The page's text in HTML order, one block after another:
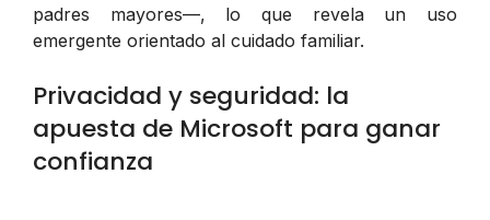
padres mayores—, lo que revela un uso
emergente orientado al cuidado familiar.
Privacidad y seguridad: la
apuesta de Microsoft para ganar
confianza